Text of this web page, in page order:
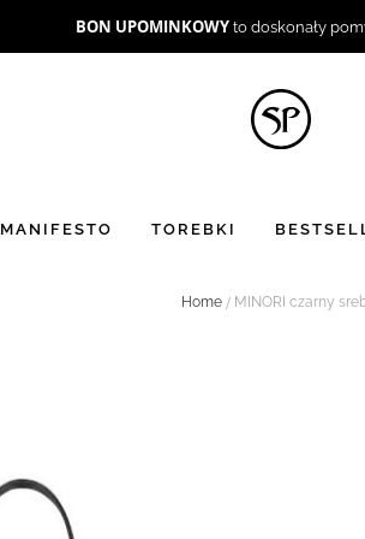
BON UPOMINKOWY to doskonały
MANIFESTO TOREBKI
Home MINORI czarny